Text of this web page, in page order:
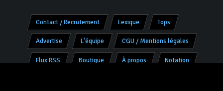
Contact / Recrutement Lexique Tops
Advertise L'équipe CGU / Mentions légales
Flux RSS Boutique À propos Notation